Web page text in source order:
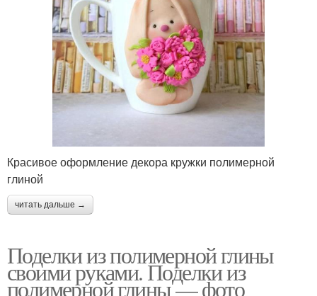
Красивое оформление декора кружки полимерной
глиной
читать дальше →
Поделки из полимерной глины
своими руками. Поделки из
полимерной глины — фото